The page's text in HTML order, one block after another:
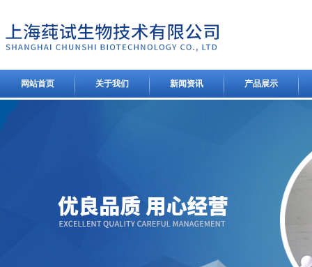
网站首页 关于我们 新闻资讯 产品展示